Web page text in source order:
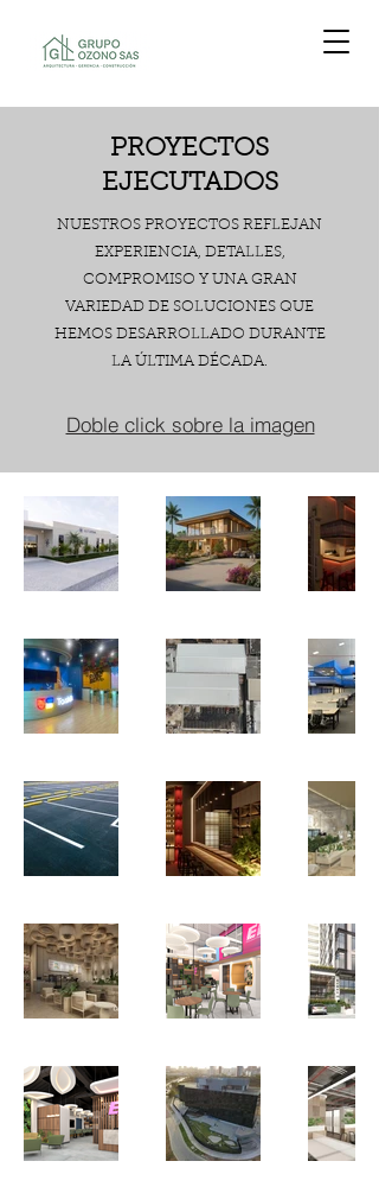
PROYECTOS
EJECUTADOS
NUESTROS PROYECTOS REFLEJAN
EXPERIENCIA, DETALLES,
COMPROMISO Y UNA GRAN
VARIEDAD DE SOLUCIONES QUE
HEMOS DESARROLLADO DURANTE
LA ÚLTIMA DÉCADA.
Doble click sobre la imagen